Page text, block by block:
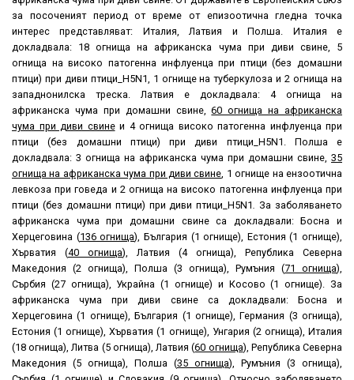
за посоченият период от време от епизоотична гледна точка
интерес представляват: Италия, Латвия и Полша. Италия е
докладвала: 18 огнища на африканска чума при диви свине, 5
огнища на високо патогенна инфлуенца при птици (без домашни
птици) при диви птици_H5N1, 1 огнище на туберкулоза и 2 огнища на
западнонилска треска. Латвия е докладвала: 4 огнища на
африканска чума при домашни свине,60 огнища на африканска
чума при диви свинеи 4 огнища високо патогенна инфлуенца при
птици (без домашни птици) при диви птици_H5N1. Полша е
докладвала: 3 огнища на африканска чума при домашни свине, 35
огнища на африканска чума при диви свине , 1 огнище на ензоотична
левкоза при говеда и 2 огнища на високо патогенна инфлуенца при
птици (без домашни птици) при диви птици_H5N1
За заболяването
африканска чума при домашни свине са докладвали: Босна и
Херцеговина (136 огнища), България (1 огнище), Естония (1 огнище),
Хърватия (40 огнища), Латвия (4 огнища), Република Северна
Македония (2 огнища), Полша (3 огнища), Румъния (71 огнища),
Сърбия (27 огнища), Украйна (1 огнище) и Косово (1 огнище). За
африканска чума при диви свине са докладвали: Босна и
Херцеговина (1 огнище), България (1 огнище), Германия (3 огнища),
Естония (1 огнище), Хърватия (1 огнище), Унгария (2 огнища), Италия
(18 огнища), Литва (5 огнища), Латвия (60 огнища), Република Северна
Македония (5 огнища), Полша (35 огнища), Румъния (3 огнища),